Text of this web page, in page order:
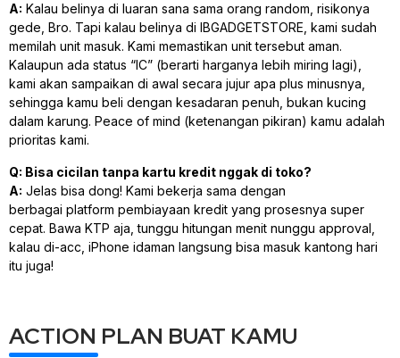
A: Kalau belinya di luaran sana sama orang random, risikonya
gede, Bro. Tapi kalau belinya di IBGADGETSTORE, kami sudah
memilah unit masuk. Kami memastikan unit tersebut aman.
Kalaupun ada status “IC” (berarti harganya lebih miring lagi),
kami akan sampaikan di awal secara jujur apa plus minusnya,
sehingga kamu beli dengan kesadaran penuh, bukan kucing
dalam karung. Peace of mind (ketenangan pikiran) kamu adalah
prioritas kami.
Q: Bisa cicilan tanpa kartu kredit nggak di toko?
A: Jelas bisa dong! Kami bekerja sama dengan
berbagai platform pembiayaan kredit yang prosesnya super
cepat. Bawa KTP aja, tunggu hitungan menit nunggu approval
kalau di-acc , iPhone idaman langsung bisa masuk kantong hari
itu juga!
ACTION PLAN BUAT KAMU